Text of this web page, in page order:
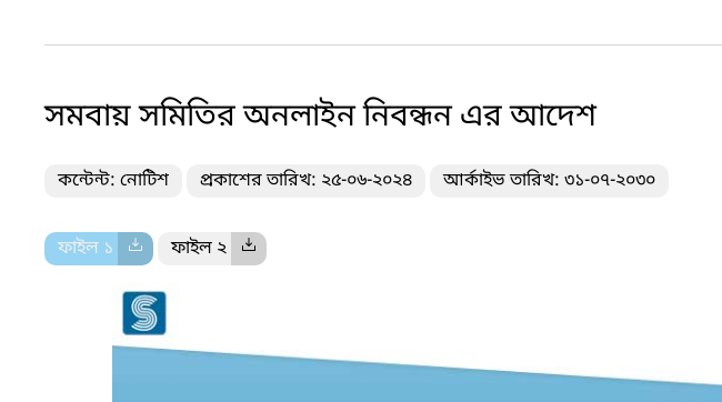
সমবায় সমিতির অনলাইন নিবন্ধন এর আদেশ
কন্টেন্ট: নোটিশ প্রকাশের তারিখ: ২৫-০৬-২০২৪ আর্কাইভ তারিখ: ৩১-০৭-২০৩০
ফাইল ১ ফাইল ২